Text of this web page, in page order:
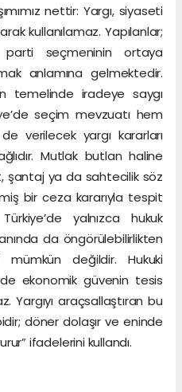
nettir: Yargı, siyaseti
kullanılamaz. Yapılanlar;
seçmeninin ortaya
anlamına gelmektedir.
temelinde iradeye saygı
seçim mevzuatı hem
verilecek yargı kararları
Mutlak butlan haline
şantaj ya da sahtecilik söz
bir ceza kararıyla tespit
yalnızca hukuk
da öngörülebilirlikten
değildir. Hukuki
ekonomik güvenin tesis
Yargıyı araçsallaştıran bu
döner dolaşır ve eninde
ifadelerini kullandı.